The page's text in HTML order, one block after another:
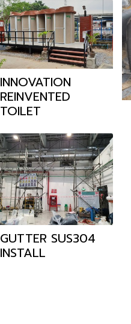
INNOVATION
REINVENTED
TOILET
GUTTER SUS304
INSTALL